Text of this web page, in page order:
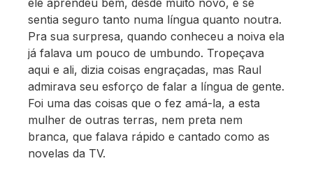
sentia seguro tanto numa língua quanto noutra.
Pra sua surpresa, quando conheceu a noiva ela
já falava um pouco de umbundo. Tropeçava
aqui e ali, dizia coisas engraçadas, mas Raul
admirava seu esforço de falar a língua de gente.
Foi uma das coisas que o fez amá-la, a esta
mulher de outras terras, nem preta nem
branca, que falava rápido e cantado como as
novelas da TV.